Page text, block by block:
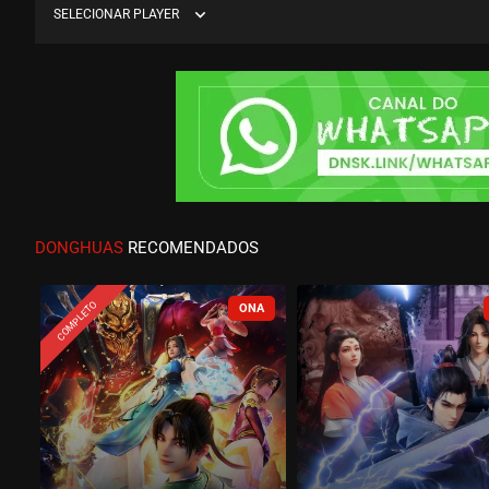
SELECIONAR PLAYER expand_more
DONGHUAS RECOMENDADOS
COMPLETO